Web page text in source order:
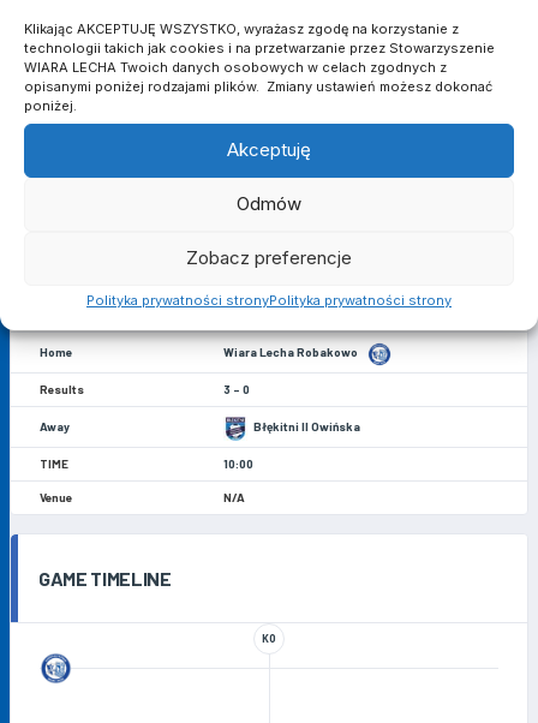
Klikając AKCEPTUJĘ WSZYSTKO, wyrażasz zgodę na korzystanie z
technologii takich jak cookies i na przetwarzanie przez Stowarzyszenie
WIARA LECHA Twoich danych osobowych w celach zgodnych z
opisanymi poniżej rodzajami plików. Zmiany ustawień możesz dokonać
poniżej.
Akceptuję
Odmów
Zobacz preferencje
Polityka prywatności stronyPolityka prywatności strony
POPRZEDNIE MECZE
13 czerwca 2021
Wiara Lecha Robakowo
Wiara Lecha Robakowo
3 - 0
Błękitni II Owińska
10:00
N/A
GAME TIMELINE
KO